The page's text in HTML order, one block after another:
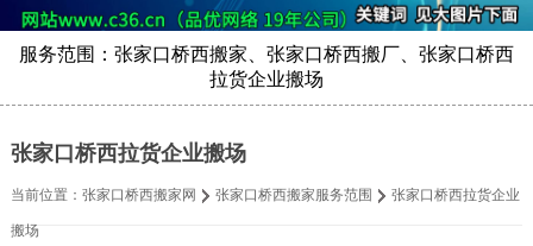
服务范围：张家口桥西搬家、张家口桥西搬厂、张家口桥西
拉货企业搬场
张家口桥西拉货企业搬场
当前位置： 张家口桥西搬家网 张家口桥西搬家服务范围 张家口桥西拉货企业
搬场